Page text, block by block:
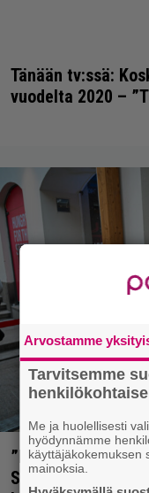
Tänään tv:ssä:
vuodelta 2020 –
”Mitä isompi
Susanna Penttilä
Arvostamme
Tarvitsemme
Me ja huolellisesti
hyödynnämme
käyttäjäkokemuksen
mainoksia.